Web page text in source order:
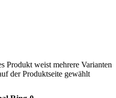
Produkt weist mehrere Varianten
der Produktseite gewählt